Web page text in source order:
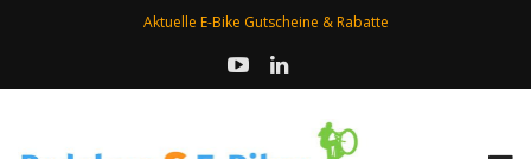
Aktuelle E-Bike Gutscheine & Rabatte